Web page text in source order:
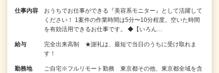
仕事内容
おうちでお仕事ができる『美容系モニター』として活躍して
ください！ 1案件の作業時間は5分〜10分程度。空いた時間
を有効活用できるお仕事です。 ◆【いろん…
給与
完全出来高制 ★謝礼は、最短で当日のうちに受け取れま
す！
勤務地
ご自宅※フルリモート勤務 東京都その他、東京都全域を含